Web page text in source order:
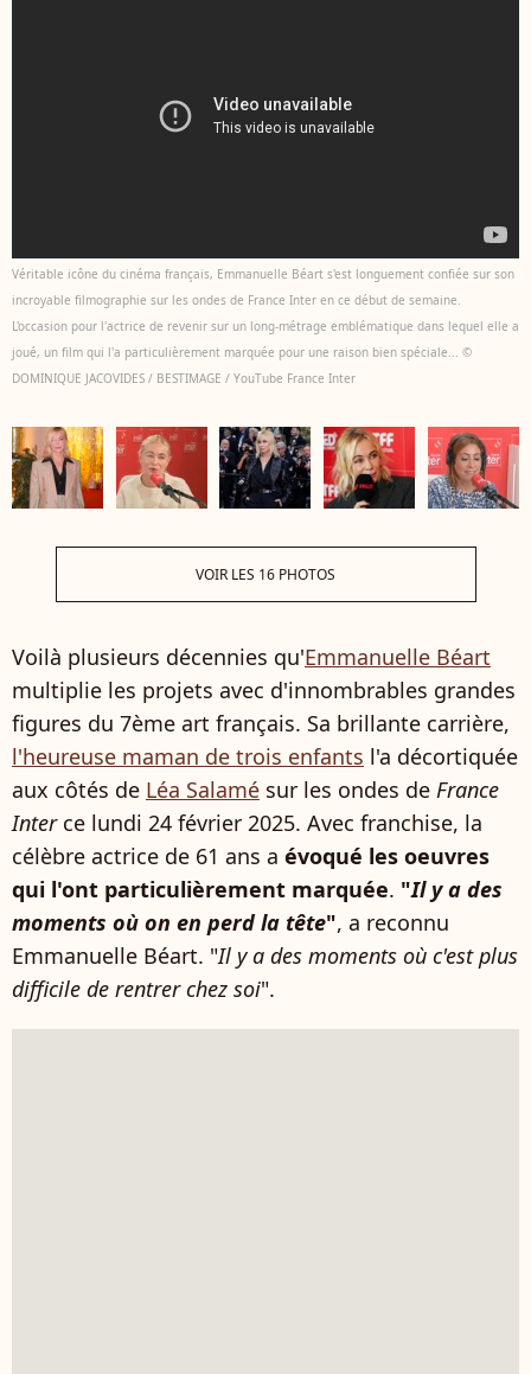
Véritable icône du cinéma français, Emmanuelle Béart s'est longuement confiée sur son
incroyable filmographie sur les ondes de France Inter en ce début de semaine.
L'occasion pour l'actrice de revenir sur un long-métrage emblématique dans lequel elle a
joué, un film qui l'a particulièrement marquée pour une raison bien spéciale... ©
DOMINIQUE JACOVIDES / BESTIMAGE / YouTube France Inter
VOIR LES 16 PHOTOS
Voilà plusieurs décennies qu'Emmanuelle Béart
multiplie les projets avec d'innombrables grandes
figures du 7ème art français. Sa brillante carrière,
l'heureuse maman de trois enfants l'a décortiquée
aux côtés de Léa Salamé sur les ondes de France
Interce lundi 24 février 2025. Avec franchise, la
célèbre actrice de 61 ans a évoqué les oeuvres
qui l'ont particulièrement marquée. "Il y a des
moments où on en perd la tête", a reconnu
Emmanuelle Béart. "Il y a des moments où c'est plus
difficile de rentrer chez soi".